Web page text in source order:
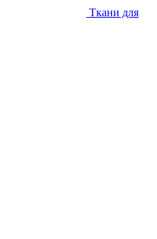
Ткани для